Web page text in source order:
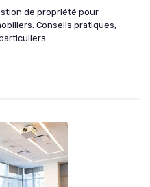
de propriété pour
Conseils pratiques,